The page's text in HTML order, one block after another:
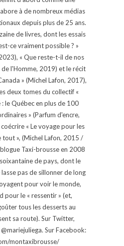
à de nombreux médias
depuis plus de 25 ans.
de livres, dont les essais
ce vraiment possible ? »
« Que reste-t-il de nos
de l'Homme, 2019) et le récit
» (Michel Lafon, 2017),
deux tomes du collectif «
le Québec en plus de 100
» (Parfum d'encre,
« Le voyage pour les
», (Michel Lafon, 2015 /
Taxi-brousse en 2008
de pays, dont le
pas de sillonner de long
pour voir le monde,
pour le « ressentir » (et,
tous les desserts au
sa route). Sur Twitter,
Sur Facebook:
montaxibrousse/